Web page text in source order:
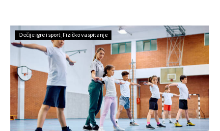
Dečije igre i sport Fizičko vaspitanje